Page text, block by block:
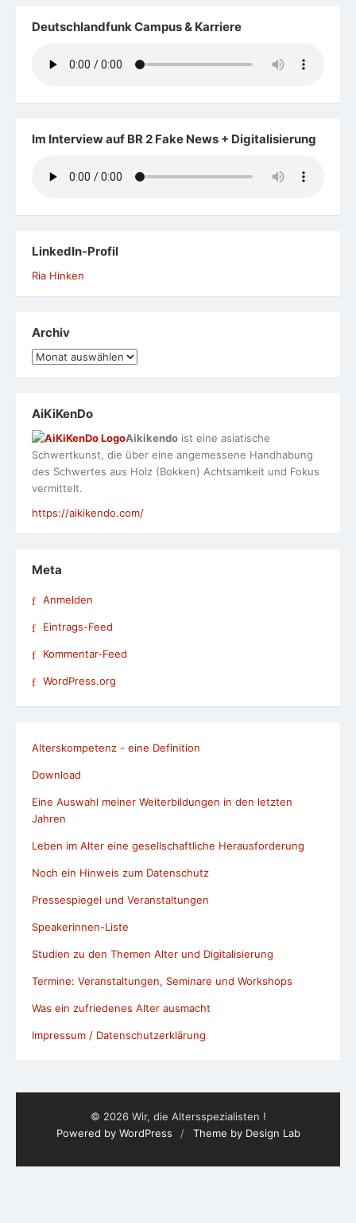
Deutschlandfunk Campus & Karriere
Im Interview auf BR 2 Fake News + Digitalisierung
LinkedIn-Profil
Ria Hinken
Archiv
Archiv
AiKiKenDo
Aikikendo ist eine asiatische
Schwertkunst, die über eine angemessene Handhabung
des Schwertes aus Holz (Bokken) Achtsamkeit und Fokus
vermittelt.
https://aikikendo.com/
Meta
Anmelden
Eintrags-Feed
Kommentar-Feed
WordPress.org
Alterskompetenz - eine Definition
Download
Eine Auswahl meiner Weiterbildungen in den letzten
Jahren
Leben im Alter eine gesellschaftliche Herausforderung
Noch ein Hinweis zum Datenschutz
Pressespiegel und Veranstaltungen
Speakerinnen-Liste
Studien zu den Themen Alter und Digitalisierung
Termine: Veranstaltungen, Seminare und Workshops
Was ein zufriedenes Alter ausmacht
Impressum / Datenschutzerklärung
© 2026 Wir, die Altersspezialisten !
Powered by WordPress
/ Theme by Design Lab